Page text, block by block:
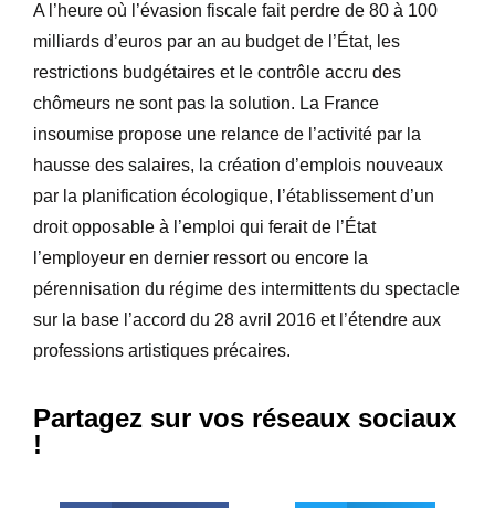
A l’heure où l’évasion fiscale fait perdre de 80 à 100
milliards d’euros par an au budget de l’État, les
restrictions budgétaires et le contrôle accru des
chômeurs ne sont pas la solution. La France
insoumise propose une relance de l’activité par la
hausse des salaires, la création d’emplois nouveaux
par la planification écologique, l’établissement d’un
droit opposable à l’emploi qui ferait de l’État
l’employeur en dernier ressort ou encore la
pérennisation du régime des intermittents du spectacle
sur la base l’accord du 28 avril 2016 et l’étendre aux
professions artistiques précaires.
Partagez sur vos réseaux sociaux
!